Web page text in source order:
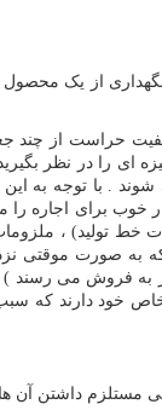
از یک محصول
حراست از چند
ای را در نظر
. با توجه به این
خوب برای
تولید) ،
صورت موقتی
فروش می رسند ) و
خاص خود دارند
مستلزم داشتن آن